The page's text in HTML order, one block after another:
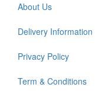
About Us
Delivery Information
Privacy Policy
Term & Conditions